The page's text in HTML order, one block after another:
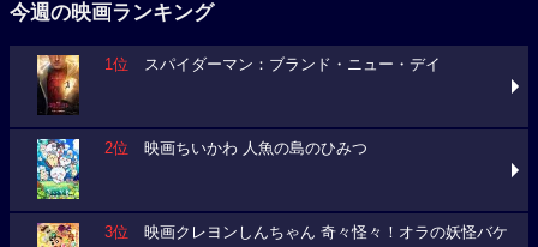
今週の映画ランキング
1位 スパイダーマン：ブランド・ニュー・デイ
2位 映画ちいかわ 人魚の島のひみつ
3位 映画クレヨンしんちゃん 奇々怪々！オラの妖怪バケ